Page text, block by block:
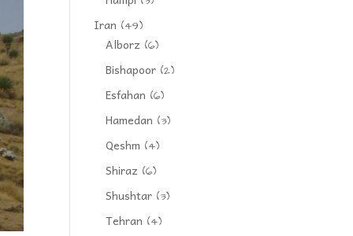
Iran (49)
Alborz (6)
Bishapoor (2)
Esfahan (6)
Hamedan (3)
Qeshm (4)
Shiraz (6)
Shushtar (3)
Tehran (4)